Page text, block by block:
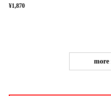
¥1,870
more